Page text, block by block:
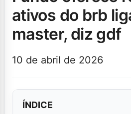
ativos do brb
master, diz gdf
10 de abril de 2026
ÍNDICE